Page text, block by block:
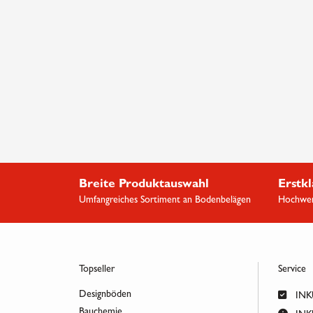
Breite Produktauswahl
Umfangreiches Sortiment an Bodenbelägen
Topseller
Designböden
Service